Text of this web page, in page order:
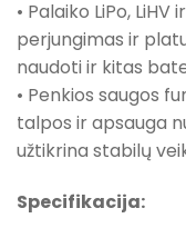
• Palaiko LiPo, LiHV
perjungimas ir
naudoti ir kitas
• Penkios saugos
talpos ir apsauga
užtikrina stabilų
Specifikacija: